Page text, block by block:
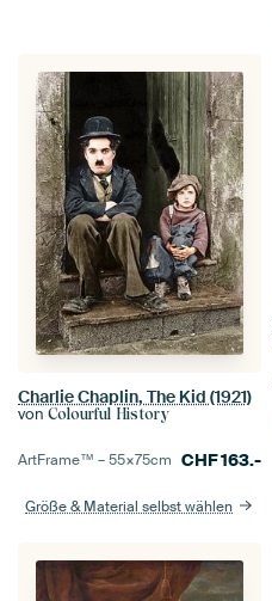
Charlie Chaplin, The Kid (1921)
von Colourful History
ArtFrame™ –55×75cm CHF163.-
Größe & Material selbst wählen